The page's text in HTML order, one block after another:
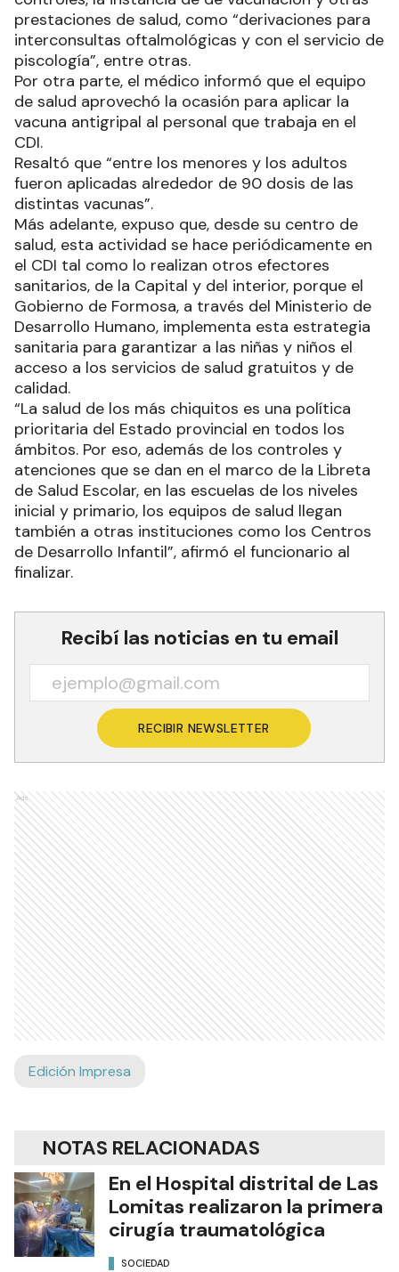
prestaciones de salud, como “derivaciones para
interconsultas oftalmológicas y con el servicio de
piscología”, entre otras.
Por otra parte, el médico informó que el equipo
de salud aprovechó la ocasión para aplicar la
vacuna antigripal al personal que trabaja en el
CDI.
Resaltó que “entre los menores y los adultos
fueron aplicadas alrededor de 90 dosis de las
distintas vacunas”.
Más adelante, expuso que, desde su centro de
salud, esta actividad se hace periódicamente en
el CDI tal como lo realizan otros efectores
sanitarios, de la Capital y del interior, porque el
Gobierno de Formosa, a través del Ministerio de
Desarrollo Humano, implementa esta estrategia
sanitaria para garantizar a las niñas y niños el
acceso a los servicios de salud gratuitos y de
calidad.
“La salud de los más chiquitos es una política
prioritaria del Estado provincial en todos los
ámbitos. Por eso, además de los controles y
atenciones que se dan en el marco de la Libreta
de Salud Escolar, en las escuelas de los niveles
inicial y primario, los equipos de salud llegan
también a otras instituciones como los Centros
de Desarrollo Infantil”, afirmó el funcionario al
finalizar.
Recibí las noticias en tu email
RECIBIR NEWSLETTER
Ads
Edición Impresa
NOTAS RELACIONADAS
En el Hospital distrital de Las
Lomitas realizaron la primera
cirugía traumatológica
SOCIEDAD